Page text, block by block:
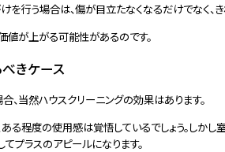
を行う場合は、傷が目立たなくなるだけでなく、
値が上がる可能性があるのです。
きケース
、当然ハウスクリーニングの効果はあります。
る程度の使用感は覚悟しているでしょう。しか
プラスのアピールになります。